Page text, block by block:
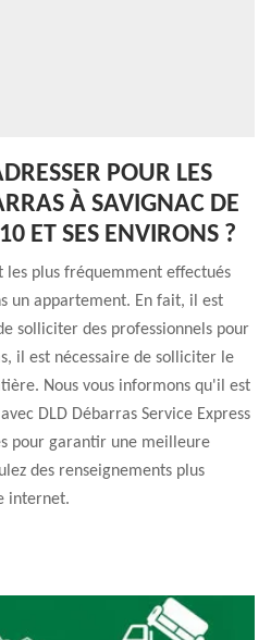
POUR LES
À SAVIGNAC DE
ET SES ENVIRONS ?
les plus fréquemment effectués
un appartement. En fait, il est
solliciter des professionnels pour
il est nécessaire de solliciter le
Nous vous informons qu'il est
DLD Débarras Service Express
pour garantir une meilleure
des renseignements plus
internet.